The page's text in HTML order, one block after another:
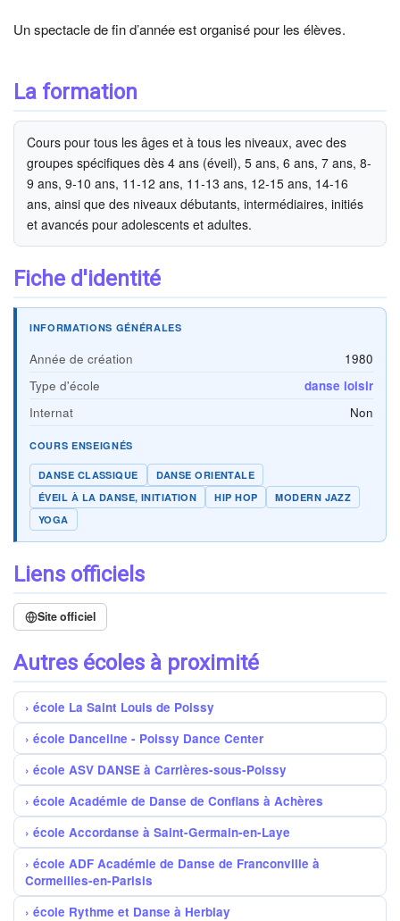
Un spectacle de fin d’année est organisé pour les élèves.
La formation
Cours pour tous les âges et à tous les niveaux, avec des
groupes spécifiques dès 4 ans (éveil), 5 ans, 6 ans, 7 ans, 8-
9 ans, 9-10 ans, 11-12 ans, 11-13 ans, 12-15 ans, 14-16
ans, ainsi que des niveaux débutants, intermédiaires, initiés
et avancés pour adolescents et adultes.
Fiche d'identité
INFORMATIONS GÉNÉRALES
Année de création
1980
Type d'école
danse loisir
Internat
Non
COURS ENSEIGNÉS
DANSE CLASSIQUE
DANSE ORIENTALE
ÉVEIL À LA DANSE, INITIATION
HIP HOP
MODERN JAZZ
YOGA
Liens officiels
Site officiel
Autres écoles à proximité
école La Saint Louis de Poissy
école Danceline - Poissy Dance Center
école ASV DANSE à Carrières-sous-Poissy
école Académie de Danse de Conflans à Achères
école Accordanse à Saint-Germain-en-Laye
école ADF Académie de Danse de Franconville à
Cormeilles-en-Parisis
école Rythme et Danse à Herblay